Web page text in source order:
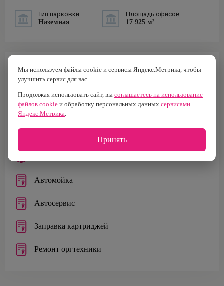
Тип парковки
Наземная
Площадь офисов
17 925 м²
ИНФРАСТРУКТУРА
Салон красоты
Автомойка
Автосервис
Заправка картриджей
Ремонт оргтехники
Мы используем файлы cookie и сервисы Яндекс.Метрика, чтобы
улучшить сервис для вас.
Продолжая использовать сайт, вы соглашаетесь на использование
файлов cookie и обработку персональных данных сервисами
Яндекс.Метрика
Принять